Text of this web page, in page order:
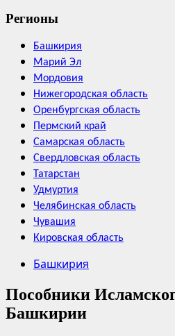
Регионы
Башкирия
Марий Эл
Мордовия
Нижегородская область
Оренбургская область
Пермский край
Самарская область
Свердловская область
Татарстан
Удмуртия
Челябинская область
Чувашия
Кировская область
Башкирия
Пособники
Башкирии